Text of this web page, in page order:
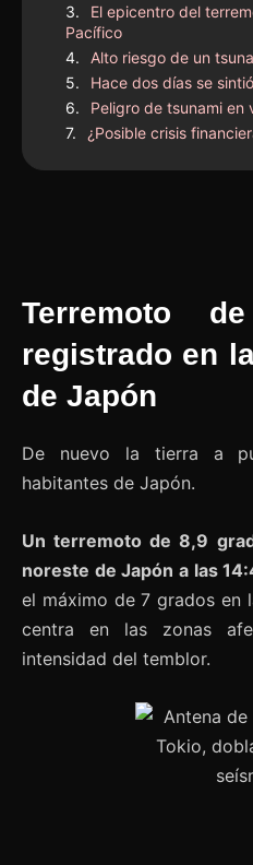
El epicentro del
Pacífico
Alto riesgo de un
Hace dos días se
Peligro de tsunami en
¿Posible crisis
Terremoto
registrado en
de Japón
De nuevo la tierra a
habitantes de Japón.
Un terremoto de 8,9
noreste de Japón a las
el máximo de 7 grados en
centra en las zonas
intensidad del temblor.